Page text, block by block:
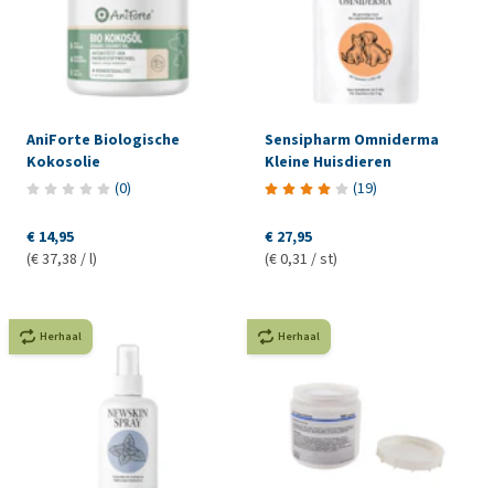
AniForte Biologische
Kokosolie
(0)
€ 14,95
(€ 37,38 / l)
Sensipharm Omniderma
Kleine Huisdieren
(19)
€ 27,95
(€ 0,31 / st)
Herhaal Herhaal